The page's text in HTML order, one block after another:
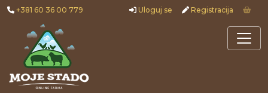
+381 60 36 00 779 Uloguj se Registracija